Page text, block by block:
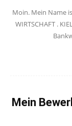
Moin. Mein Name
WIRTSCHAFT .
Mein